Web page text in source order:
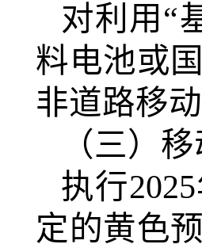
对利用 “
料电池或
非道路移
（三）
执行2025
定的黄色